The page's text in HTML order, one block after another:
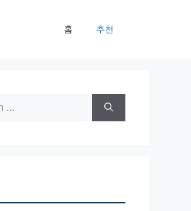
홈 추천